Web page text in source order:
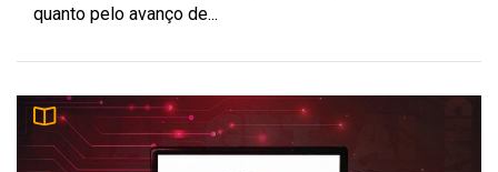
quanto pelo avanço de...